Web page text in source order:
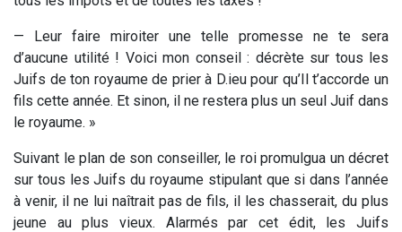
— Leur faire miroiter une telle promesse ne te sera
d’aucune utilité ! Voici mon conseil : décrète sur tous les
Juifs de ton royaume de prier à D.ieu pour qu’Il t’accorde un
fils cette année. Et sinon, il ne restera plus un seul Juif dans
le royaume. »
Suivant le plan de son conseiller, le roi promulgua un décret
sur tous les Juifs du royaume stipulant que si dans l’année
à venir, il ne lui naîtrait pas de fils, il les chasserait, du plus
jeune au plus vieux. Alarmés par cet édit, les Juifs